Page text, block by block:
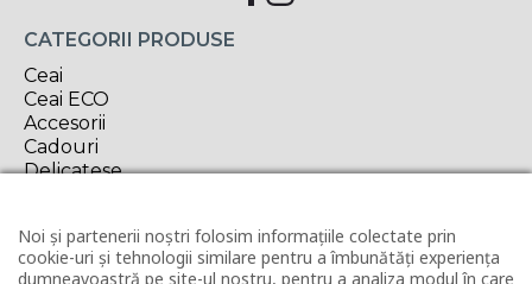
CATEGORII PRODUSE
Ceai
Ceai ECO
Accesorii
Cadouri
Delicatese
INFORMAȚII UTILE
Contact
Noi și partenerii noștri folosim informațiile colectate prin
cookie-uri și tehnologii similare pentru a îmbunătăți experiența
dumneavoastră pe site-ul nostru, pentru a analiza modul în care